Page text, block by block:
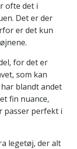
ofte det i
Det er der
er det kun
for det er
som kan
blandt andet
fin nuance,
passer perfekt i
legetøj, der alt